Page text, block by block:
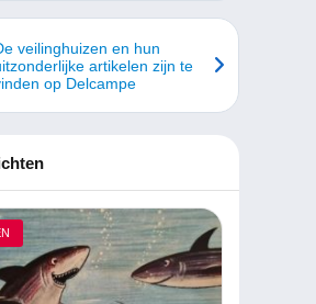
veilinghuizen en hun
artikelen zijn te
op Delcampe